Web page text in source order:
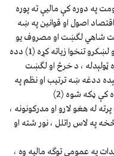
په دوره كې ماليې ته پوره
اصول او قوانين په ښه
شاهي لګښت او مصروف يو
څه راټيټ كړ او د هغې پر ځاى يې د پوځونو او لښكرو تنخوا زياته كړه (1) دده
، د خرڅ او لګښت
ددغه ښه ترتيب او نظم په
كې ډكه شوه (2)
له هغو لارو او مدركونونه ،
په لاس راتلل ، نور شته او
په عمومي توګه ماليه وه ،